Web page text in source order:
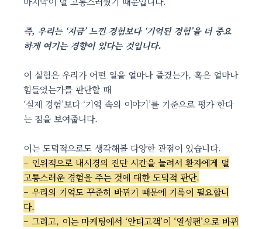
즉, 우리는 ‘지금’ 느낀 경험보다 ‘기억된 경험’을 더 중요
하게 여기는 경향이 있다는 것입니다.
이 실험은 우리가 어떤 일을 얼마나 즐겼는가, 혹은 얼마나
힘들었는가를 판단할 때
‘실제 경험’보다 ‘기억 속의 이야기’를 기준으로 평가 한다
는 점을 보여줍니다.
이는 도덕적으로도 생각해볼 다양한 관점이 있습니다.
– 인위적으로 내시경의 진단 시간을 늘려서 환자에게 덜
고통스러운 경험을 주는 것에 대한 도덕적 판단.
– 우리의 기억도 꾸준히 바뀌기 때문에 기록이 필요합니
다.
– 그리고, 이는 마케팅에서 ‘안티고객’이 ‘열성팬’으로 바뀌